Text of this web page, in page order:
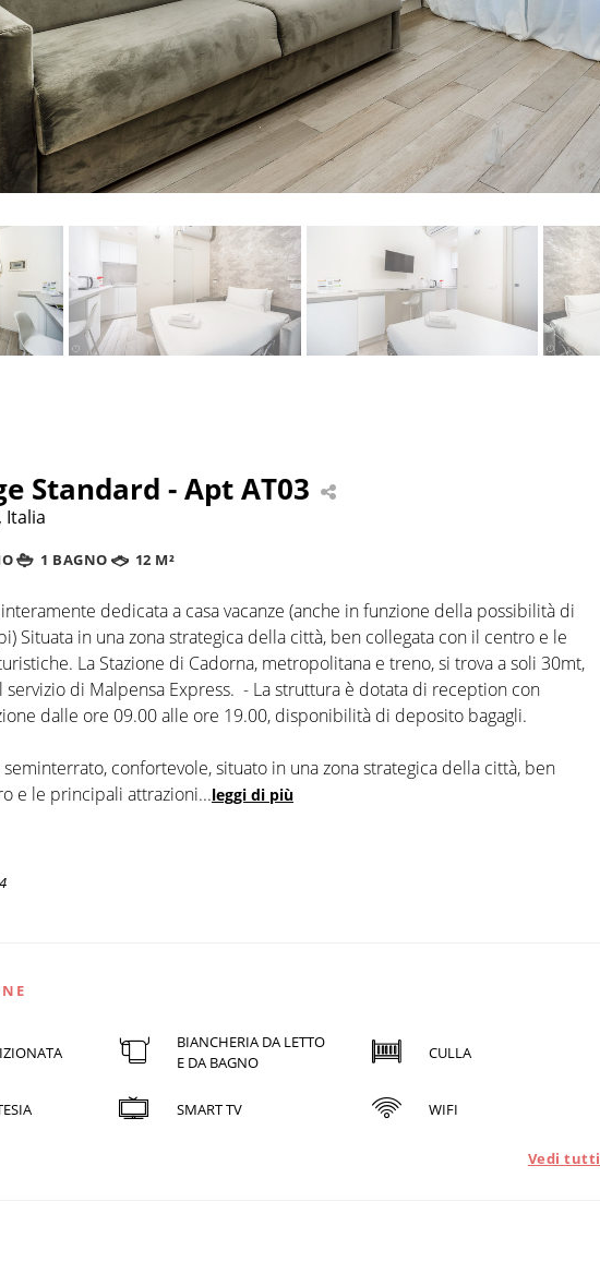
Standard - Apt AT03
Italia
1 BAGNO 12 M²
dedicata a casa vacanze (anche in funzione della possibilità di
Situata in una zona strategica della città, ben collegata con il centro e le
La Stazione di Cadorna, metropolitana e treno, si trova a soli 30mt,
servizio di Malpensa Express. - La struttura è dotata di reception con
dalle ore 09.00 alle ore 19.00, disponibilità di deposito bagagli.
confortevole, situato in una zona strategica della città, ben
e le principali attrazioni...leggi di più
BIANCHERIA DA LETTO
E DA BAGNO
CULLA
SMART TV WIFI
Vedi tutti